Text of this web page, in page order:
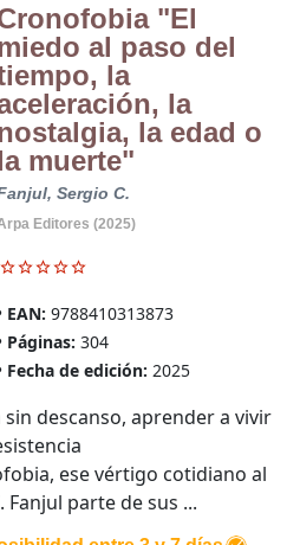
"El
al paso del
la
la
la edad o
muerte"
Sergio C.
Editores (2025)
EAN: 9788410313873
Páginas: 304
Fecha de edición: 2025
descanso, aprender a vivir
ese vértigo cotidiano al
parte de sus ...